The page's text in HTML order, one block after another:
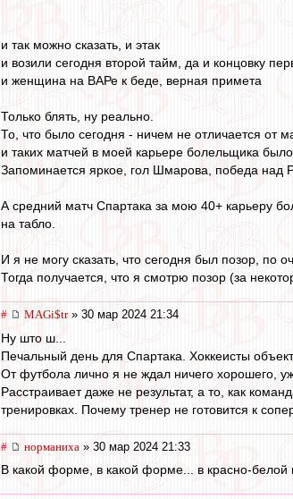
и так можно сказать, и этак
и возили сегодня второй тайм, да и концовку
и женщина на ВАРе к беде, верная примета
Только блять, ну реально.
То, что было сегодня - ничем не отличается от
и таких матчей в моей карьере болельщика
Запоминается яркое, гол Шмарова, победа над
А средний матч Спартака за мою 40+ карьеру
на табло.
И я не могу сказать, что сегодня был позор, по
Тогда получается, что я смотрю позор (за
# MAGi$tr» 30 мар 2024 21:34
Ну што ш...
Печальный день для Спартака. Хоккеисты
От футбола лично я не ждал ничего хорошего,
Расстраивает даже не результат, а то, как
тренировках. Почему тренер не готовится к
# норманиха » 30 мар 2024 21:33
В какой форме, в какой форме... в красно-